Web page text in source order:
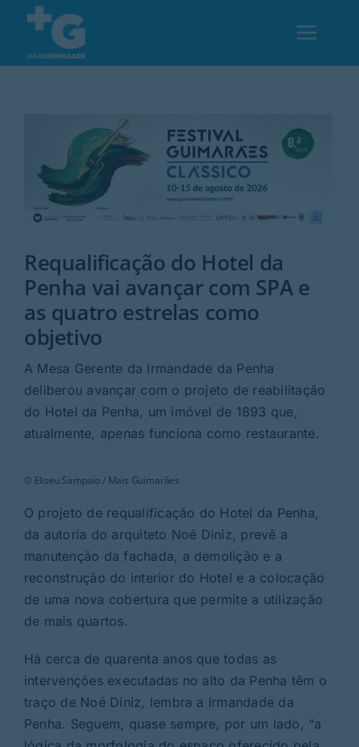
content
Desporto
Opinião
Região
Rubricas
Jornal
Search
For:
Requalificação do Hotel da
Penha vai avançar com SPA e
as quatro estrelas como
objetivo
A Mesa Gerente da Irmandade da Penha
deliberou avançar com o projeto de reabilitação
do Hotel da Penha, um imóvel de 1893 que,
atualmente, apenas funciona como restaurante.
© Eliseu Sampaio / Mais Guimarães
O projeto de requalificação do Hotel da Penha,
da autoria do arquiteto Noé Diniz, prevê a
manutenção da fachada, a demolição e a
reconstrução do interior do Hotel e a colocação
de uma nova cobertura que permite a utilização
de mais quartos.
Há cerca de quarenta anos que todas as
intervenções executadas no alto da Penha têm o
traço de Noé Diniz, lembra a Irmandade da
Penha. Seguem, quase sempre, por um lado, “a